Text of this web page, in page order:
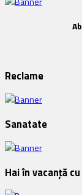
Reclame
Sanatate
Hai în vacanță